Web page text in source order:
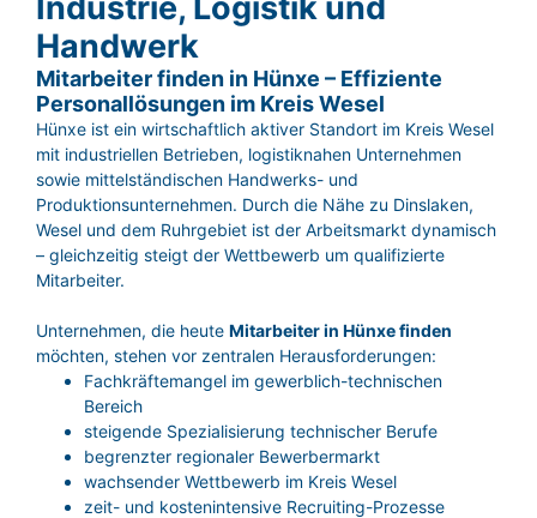
Handwerk
Mitarbeiter finden in Hünxe – Effiziente
Personallösungen im Kreis Wesel
Hünxe ist ein wirtschaftlich aktiver Standort im Kreis Wesel
mit industriellen Betrieben, logistiknahen Unternehmen
sowie mittelständischen Handwerks- und
Produktionsunternehmen. Durch die Nähe zu Dinslaken,
Wesel und dem Ruhrgebiet ist der Arbeitsmarkt dynamisch
– gleichzeitig steigt der Wettbewerb um qualifizierte
Mitarbeiter.
Unternehmen, die heute Mitarbeiter in Hünxe finden
möchten, stehen vor zentralen Herausforderungen:
Fachkräftemangel im gewerblich-technischen
Bereich
steigende Spezialisierung technischer Berufe
begrenzter regionaler Bewerbermarkt
wachsender Wettbewerb im Kreis Wesel
zeit- und kostenintensive Recruiting-Prozesse